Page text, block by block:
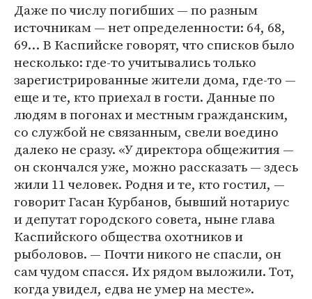
Даже по числу погибших — по разным
источникам — нет определенности: 64, 68,
69… В Каспийске говорят, что списков было
несколько: где-то учитывались только
зарегистрированные жители дома, где-то —
еще и те, кто приехал в гости. Данные по
людям в погонах и местным гражданским,
со службой не связанным, свели воедино
далеко не сразу. «У директора общежития —
он скончался уже, можно рассказать — здесь
жили 11 человек. Родня и те, кто гостил, —
говорит Гасан Курбанов, бывший нотариус
и депутат городского совета, ныне глава
Каспийского общества охотников и
рыболовов. — Почти никого не спасли, он
сам чудом спасся. Их рядом выложили. Тот,
когда увидел, едва не умер на месте».